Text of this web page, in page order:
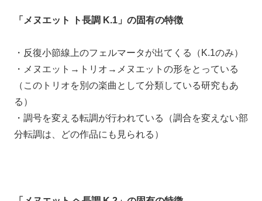
「メヌエット ト長調 K.1」の固有の特徴
・反復小節線上のフェルマータが出てくる（K.1のみ）
・メヌエット→トリオ→メヌエットの形をとっている
（このトリオを別の楽曲として分類している研究もあ
る）
・調号を変える転調が行われている（調合を変えない部
分転調は、どの作品にも見られる）